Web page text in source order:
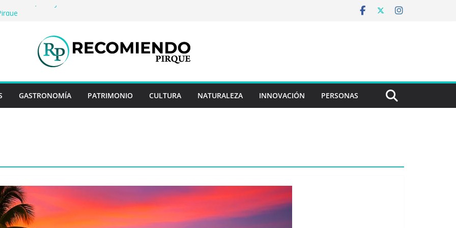
Historia, arte y entretención en Centro
Credit y diferencias frente a
historias: ingredientes que dieron
enterosGASTRONOMÍA PATRIMONIO CULTURA NATURALEZA INNOVACIÓN PERSONAS